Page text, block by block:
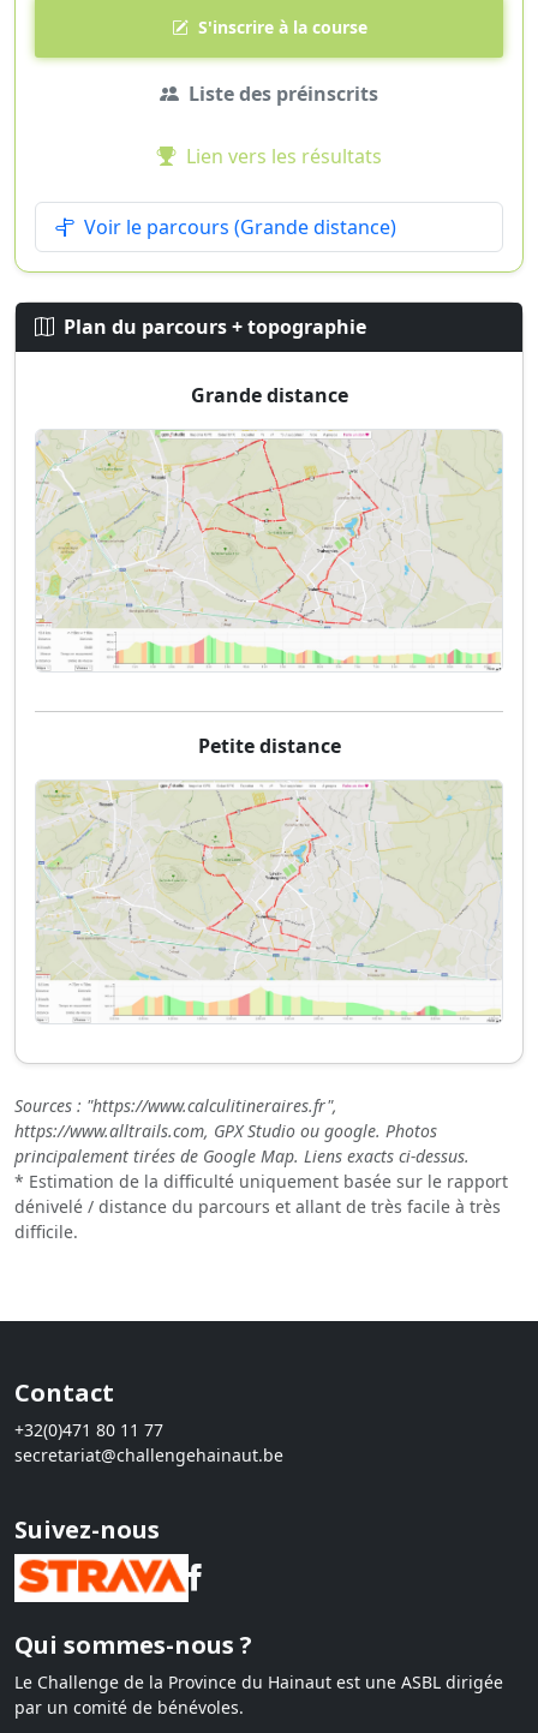
S'inscrire à la course
Liste des préinscrits
Lien vers les résultats
Voir le parcours (Grande distance)
Plan du parcours + topographie
Grande distance
Petite distance
Sources : "https://www.calculitineraires.fr",
https://www.alltrails.com, GPX Studio ou google. Photos
principalement tirées de Google Map. Liens exacts ci-dessus.
* Estimation de la difficulté uniquement basée sur le rapport
dénivelé / distance du parcours et allant de très facile à très
difficile.
Contact
+32(0)471 80 11 77
secretariat@challengehainaut.be
Suivez-nous
Qui sommes-nous ?
Le Challenge de la Province du Hainaut est une ASBL dirigée
par un comité de bénévoles.